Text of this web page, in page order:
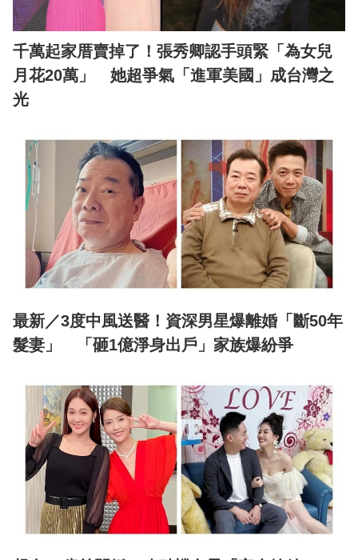
千萬起家厝賣掉了！張秀卿認手頭緊「為女兒
月花20萬」 她超爭氣「進軍美國」成台灣之
光
最新／3度中風送醫！資深男星爆離婚「斷50年
髮妻」 「砸1億淨身出戶」家族爆紛爭